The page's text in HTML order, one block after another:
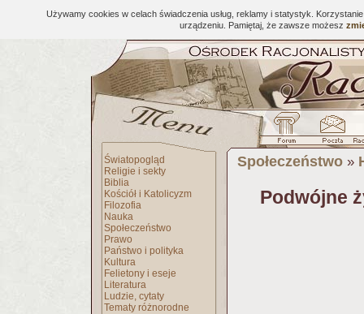
Używamy cookies w celach świadczenia usług, reklamy i statystyk.
urządzeniu. Pamiętaj, że zawsze możesz
Światopogląd
Religie i sekty
Biblia
Kościół i Katolicyzm
Filozofia
Nauka
Społeczeństwo
Prawo
Państwo i polityka
Kultura
Felietony i eseje
Literatura
Ludzie, cytaty
Tematy różnorodne
Społeczeństwo »
Podwójne